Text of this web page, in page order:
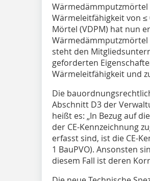
Wärmedämmputzmörtel
Wärmeleitfähigkeit von
Mörtel (VDPM) hat nun
Wärmedämmputzmörtel
steht den
geforderten
Wärmeleitfähigkeit und
Die
Abschnitt D3 der
heißt es: „In Bezug auf
der CE-Kennzeichnung
erfasst sind, ist die CE-
1 BauPVO). Ansonsten
diesem Fall ist deren